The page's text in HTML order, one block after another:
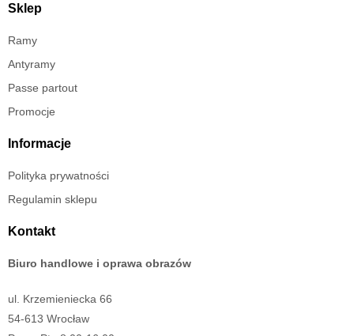
Sklep
Ramy
Antyramy
Passe partout
Promocje
Informacje
Polityka prywatności
Regulamin sklepu
Kontakt
Biuro handlowe i oprawa obrazów
ul. Krzemieniecka 66
54-613 Wrocław